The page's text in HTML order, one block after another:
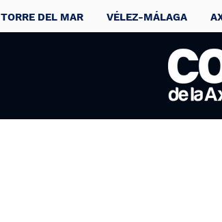
TORRE DEL MAR VÉLEZ-MÁLAGA